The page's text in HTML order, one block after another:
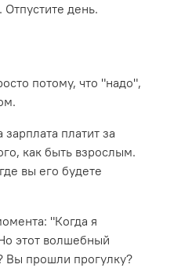
день.
потому, что "надо",
платит за
как быть взрослым.
вы его будете
"Когда я
этот волшебный
Вы прошли прогулку?